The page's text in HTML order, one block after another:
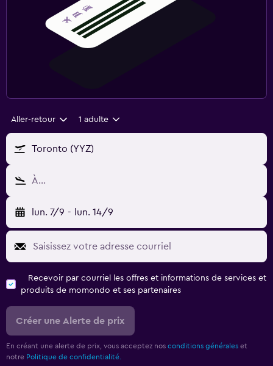
Aller-retour 1 adulte
Toronto (YYZ)
À…
lun. 7/9 - lun. 14/9
Recevoir par courriel les offres et informations de services et
produits de momondo et ses partenaires
Créer une Alerte de prix
En créant une alerte de prix, vous acceptez nos conditions générales et
notre Politique de confidentialité.